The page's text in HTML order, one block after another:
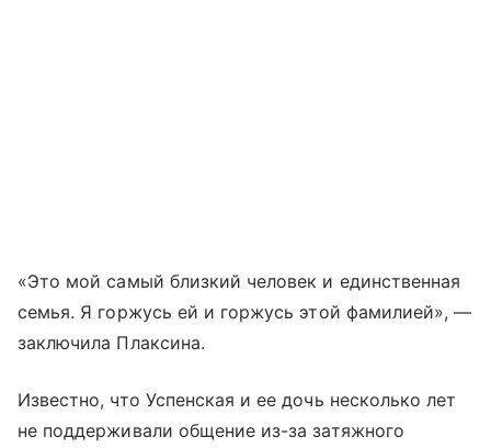
«Это мой самый близкий человек и единственная
семья. Я горжусь ей и горжусь этой фамилией», —
заключила Плаксина.
Известно, что Успенская и ее дочь несколько лет
не поддерживали общение из-за затяжного